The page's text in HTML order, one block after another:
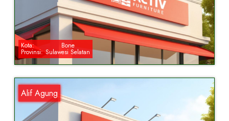
Kota: Bone
Provinsi: Sulawesi Selatan
Alif Agung